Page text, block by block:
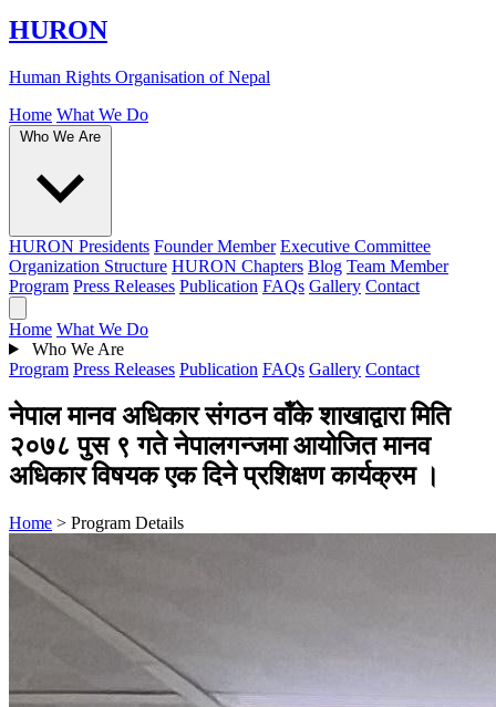
HURON
Human Rights Organisation of Nepal
Home What We Do
Who We Are
HURON Presidents Founder Member Executive Committee
Organization Structure HURON Chapters Blog Team Member
Program Press Releases Publication FAQs Gallery Contact
Home What We Do
Who We Are
Program Press Releases Publication FAQs Gallery Contact
नेपाल मानव अधिकार संगठन वॉंके शाखाद्वारा मिति
२०७८ पुस ९ गते नेपालगन्जमा आयोजित मानव
अधिकार विषयक एक दिने प्रशिक्षण कार्यक्रम ।
Home > Program Details